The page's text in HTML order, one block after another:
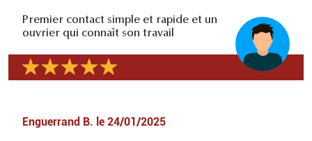
Premier contact simple et rapide et un
ouvrier qui connaît son travail
Enguerrand B. le 24/01/2025